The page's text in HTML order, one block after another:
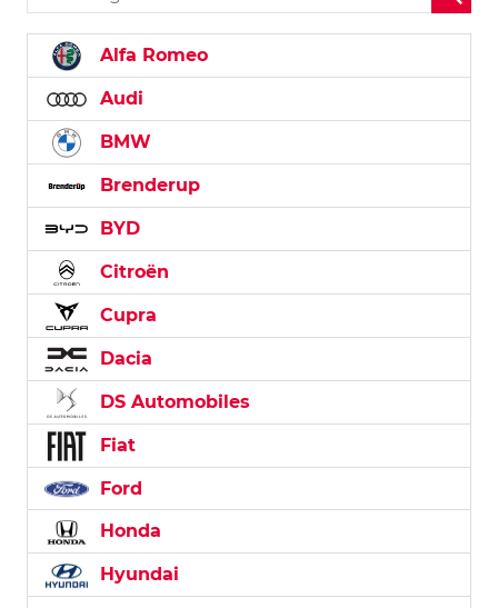
Alfa Romeo
Audi
BMW
Brenderup
BYD
Citroën
Cupra
Dacia
DS Automobiles
Fiat
Ford
Honda
Hyundai